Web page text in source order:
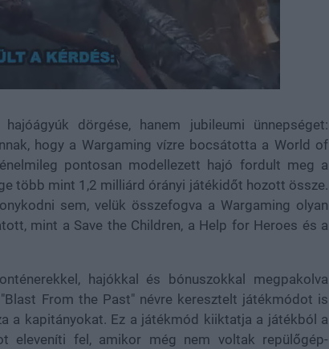
dörgése, hanem jubileumi ünnepséget:
hogy a Wargaming vízre bocsátotta a World of
pontosan modellezett hajó fordult meg a
több mint 1,2 milliárd órányi játékidőt hozott össze.
sem, velük összefogva a Wargaming olyan
mint a Save the Children, a Help for Heroes és a
hajókkal és bónuszokkal megpakolva
From the Past" névre keresztelt játékmódot is
a kapitányokat. Ez a játékmód kiiktatja a játékból a
eleveníti fel, amikor még nem voltak repülőgép-